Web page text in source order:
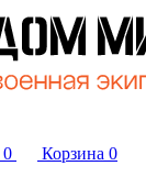
0 Корзина 0